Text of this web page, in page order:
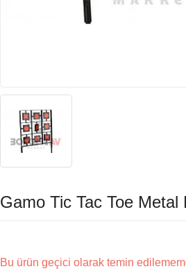
Gamo Tic Tac Toe Metal
Bu ürün geçici olarak temin